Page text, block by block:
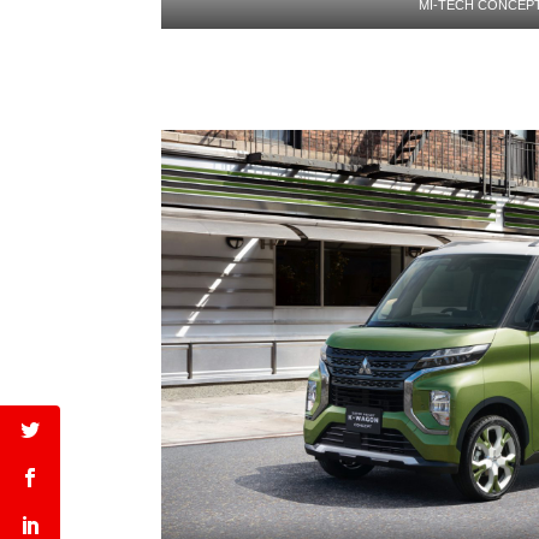
MI-TECH